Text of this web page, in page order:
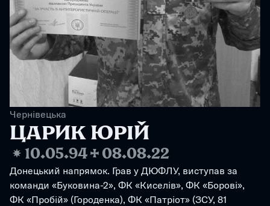
Чернівецька
ЦАРИК ЮРІЙ
❋ 10.05.94✢ 08.08.22
Донецький напрямок. Грав у ДЮФЛУ, виступав за
команди «Буковина-2», ФК «Киселів», ФК «Борові»,
ФК «Пробій» (Городенка), ФК «Патріот» (ЗСУ, 81